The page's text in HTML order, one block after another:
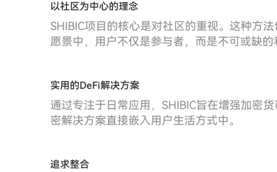
以社区为中心的理念
SHIBIC项目的核心是对社区的重视。这种方
愿景中，用户不仅是参与者，而是不可或缺的
实用的DeFi解决方案
通过专注于日常应用，SHIBIC旨在增强加密
密解决方案直接嵌入用户生活方式中。
追求整合